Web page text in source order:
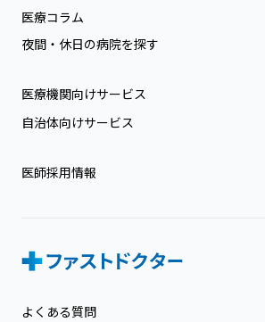
医療コラム
夜間・休日の病院を探す
医療機関向けサービス
自治体向けサービス
医師採用情報
よくある質問